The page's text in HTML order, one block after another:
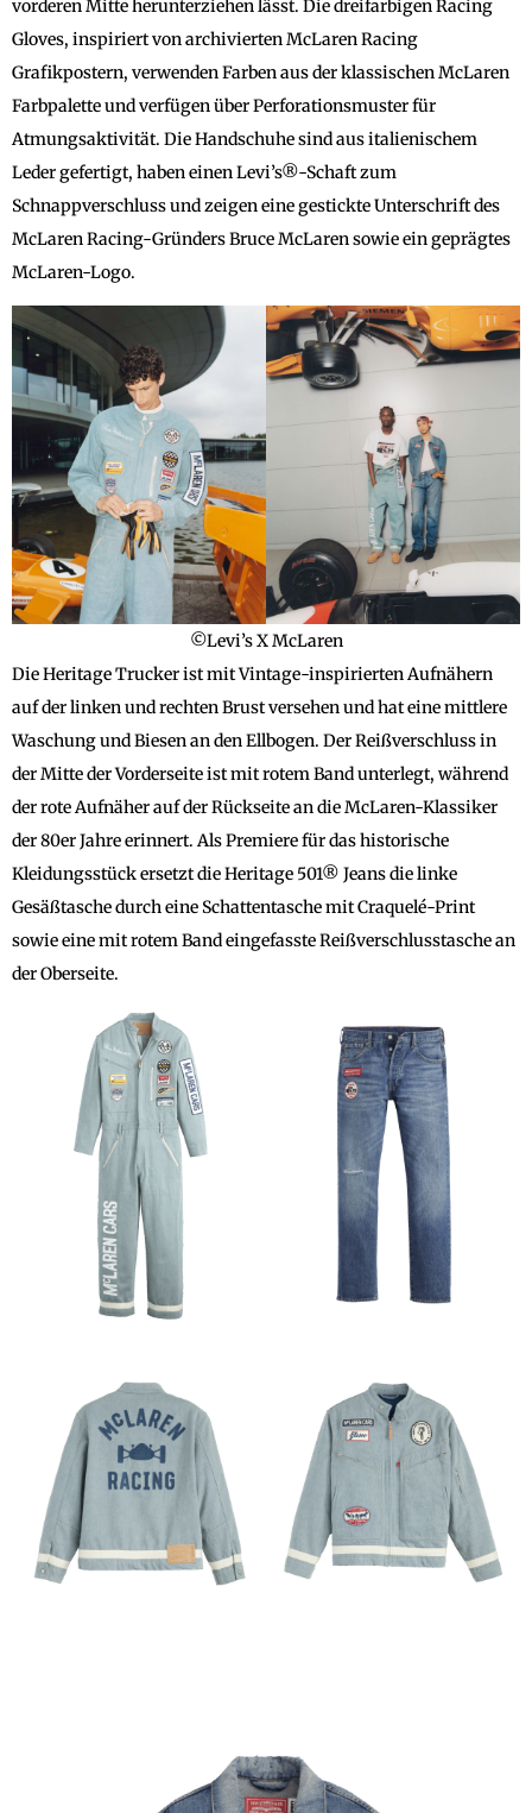
vorderen Mitte herunterziehen lässt. Die dreifarbigen Racing
Gloves, inspiriert von archivierten McLaren Racing
Grafikpostern, verwenden Farben aus der klassischen McLaren
Farbpalette und verfügen über Perforationsmuster für
Atmungsaktivität. Die Handschuhe sind aus italienischem
Leder gefertigt, haben einen Levi’s®-Schaft zum
Schnappverschluss und zeigen eine gestickte Unterschrift des
McLaren Racing-Gründers Bruce McLaren sowie ein geprägtes
McLaren-Logo.
©Levi’s X McLaren
Die Heritage Trucker ist mit Vintage-inspirierten Aufnähern
auf der linken und rechten Brust versehen und hat eine mittlere
Waschung und Biesen an den Ellbogen. Der Reißverschluss in
der Mitte der Vorderseite ist mit rotem Band unterlegt, während
der rote Aufnäher auf der Rückseite an die McLaren-Klassiker
der 80er Jahre erinnert. Als Premiere für das historische
Kleidungsstück ersetzt die Heritage 501® Jeans die linke
Gesäßtasche durch eine Schattentasche mit Craquelé-Print
sowie eine mit rotem Band eingefasste Reißverschlusstasche an
der Oberseite.